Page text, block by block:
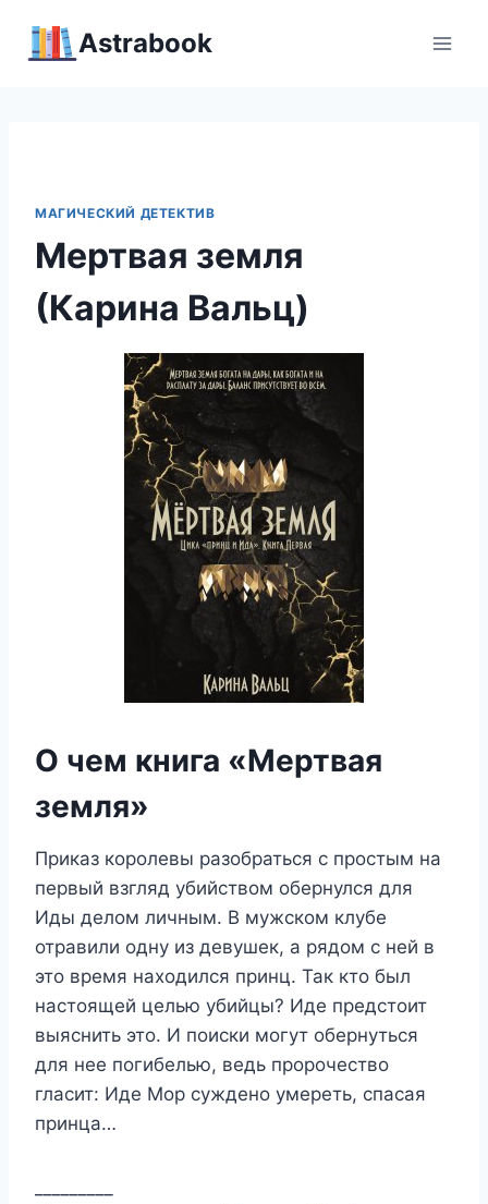
Аstrabook
МАГИЧЕСКИЙ ДЕТЕКТИВ
Мертвая земля
(Карина Вальц)
О чем книга «Мертвая
земля»
Приказ королевы разобраться с простым на
первый взгляд убийством обернулся для
Иды делом личным. В мужском клубе
отравили одну из девушек, а рядом с ней в
это время находился принц. Так кто был
настоящей целью убийцы? Иде предстоит
выяснить это. И поиски могут обернуться
для нее погибелью, ведь пророчество
гласит: Иде Мор суждено умереть, спасая
принца…